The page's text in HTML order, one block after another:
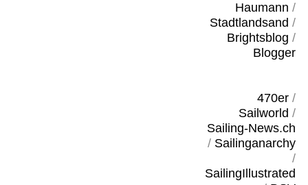
Haumann /
Stadtlandsand /
Brightsblog /
Blogger
470er/
Sailworld /
Sailing-News.ch
/ Sailinganarchy
/
SailingIllustrated